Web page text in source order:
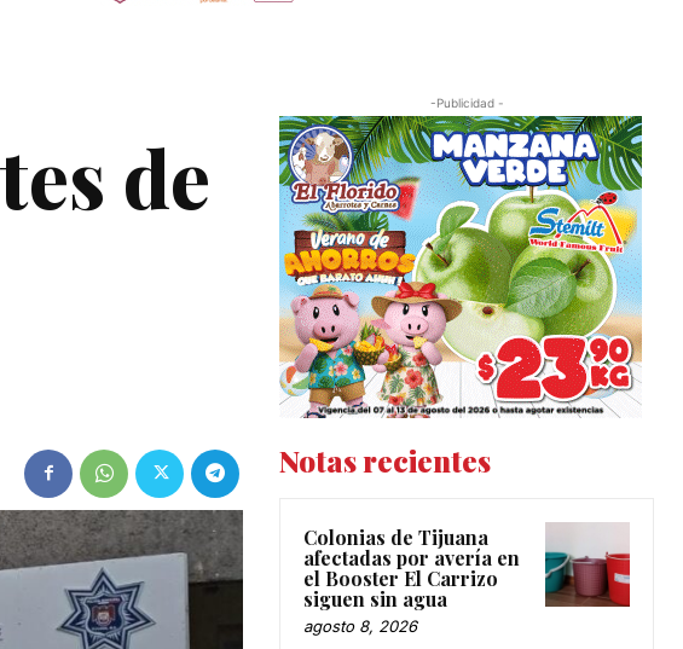
de
-Publicidad -
Notas recientes
Colonias de Tijuana
afectadas por avería en
el Booster El Carrizo
siguen sin agua
agosto 8, 2026